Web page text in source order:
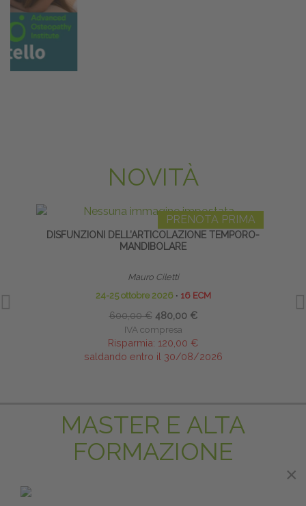
NOVITÀ
PRENOTA PRIMA
DISFUNZIONI DELL’ARTICOLAZIONE TEMPORO-
MANDIBOLARE
Mauro Ciletti
24-25 ottobre 2026 ∙ 16 ECM
600,00 € 480,00 €
IVA compresa
Risparmia: 120,00 €
saldando entro il 30/08/2026
MASTER E ALTA
FORMAZIONE
×